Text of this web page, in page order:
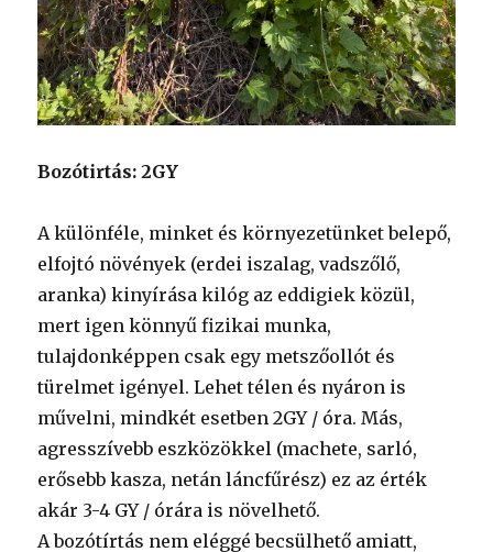
Bozótirtás: 2GY
A különféle, minket és környezetünket belepő,
elfojtó növények (erdei iszalag, vadszőlő,
aranka) kinyírása kilóg az eddigiek közül,
mert igen könnyű fizikai munka,
tulajdonképpen csak egy metszőollót és
türelmet igényel. Lehet télen és nyáron is
művelni, mindkét esetben 2GY / óra. Más,
agresszívebb eszközökkel (machete, sarló,
erősebb kasza, netán láncfűrész) ez az érték
akár 3-4 GY / órára is növelhető.
A bozótírtás nem eléggé becsülhető amiatt,